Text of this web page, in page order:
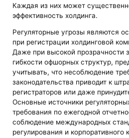
Каждая из них может
эффективность холдинга.
Регуляторные угрозы являются
при регистрации холдинговой
Даже при высокой прозрачности
гибкости офшорных структур,
учитывать, что несоблюдение
законодательства приводит к
регистраторов или даже
Основные источники
требования по ежегодной
соблюдение международных
регулирования и корпоративного